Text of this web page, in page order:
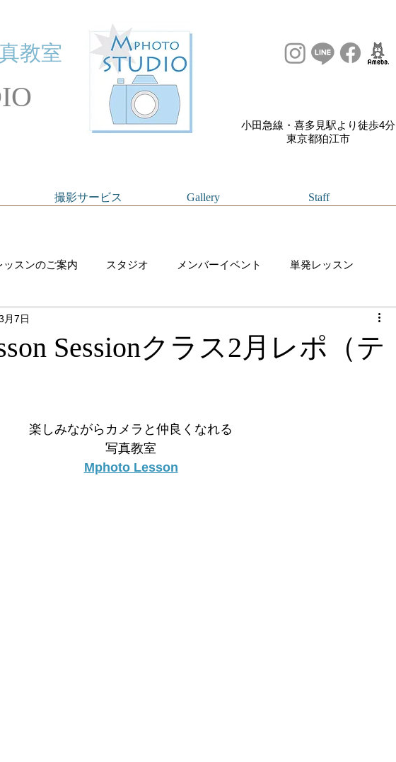
教室
小田急線・喜多見駅より徒歩4分
​東京都狛江市
撮影サービス Gallery Staff
ッスンのご案内 スタジオ メンバーイベント 単発レッスン
Flower & Green
ン
Sessionクラス2月レポ（テ
月7日
楽しみながらカメラと仲良くなれる
写真教室
Mphoto Lesson